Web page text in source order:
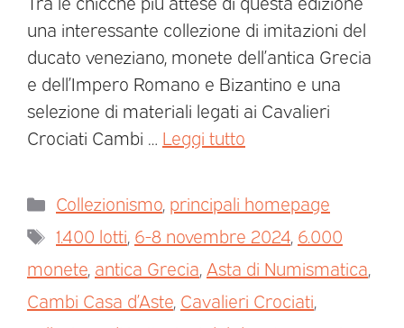
una interessante collezione di imitazioni del
ducato veneziano, monete dell’antica Grecia
e dell’Impero Romano e Bizantino e una
selezione di materiali legati ai Cavalieri
Crociati Cambi … Leggi tutto
Collezionismo, principali homepage
1.400 lotti, 6-8 novembre 2024, 6.000
monete, antica Grecia, Asta di Numismatica,
Cambi Casa d’Aste, Cavalieri Crociati,